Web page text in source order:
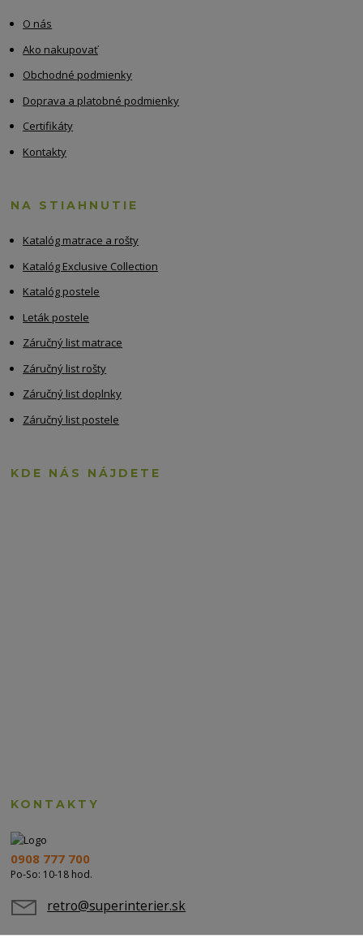
O nás
Ako nakupovať
Obchodné podmienky
Doprava a platobné podmienky
Certifikáty
Kontakty
NA STIAHNUTIE
Katalóg matrace a rošty
Katalóg Exclusive Collection
Katalóg postele
Leták postele
Záručný list matrace
Záručný list rošty
Záručný list doplnky
Záručný list postele
KDE NÁS NÁJDETE
KONTAKTY
0908 777 700
Po-So: 10-18 hod.
retro@superinterier.sk